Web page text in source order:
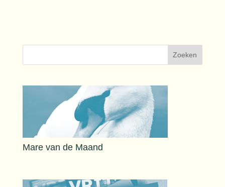
Mare van de Maand